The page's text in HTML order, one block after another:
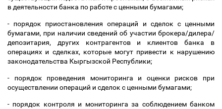
в деятельности банка по работе с ценными бумагами;
- порядок приостановления операций и сделок с ценными
бумагами, при наличии сведений об участии брокера/дилера/
депозитария, других контрагентов и клиентов банка в
операциях и сделках, которые могут привести к нарушению
законодательства Кыргызской Республики;
- порядок проведения мониторинга и оценки рисков при
осуществлении операций и сделок с ценными бумагами;
- порядок контроля и мониторинга за соблюдением банком